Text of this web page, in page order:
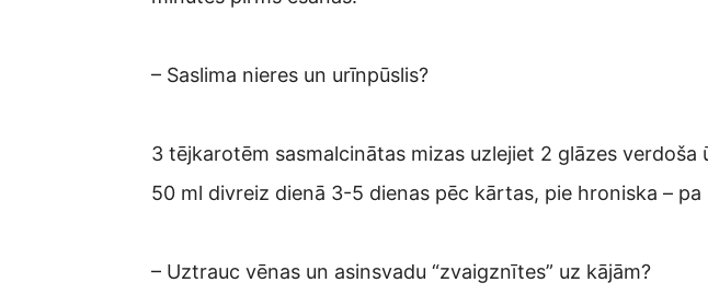
– Saslima nieres un urīnpūslis?
3 tējkarotēm sasmalcinātas mizas uzlejiet 2 glāzes
50 ml divreiz dienā 3-5 dienas pēc kārtas, pie hroniska –
– Uztrauc vēnas un asinsvadu “zvaigznītes” uz kājām?